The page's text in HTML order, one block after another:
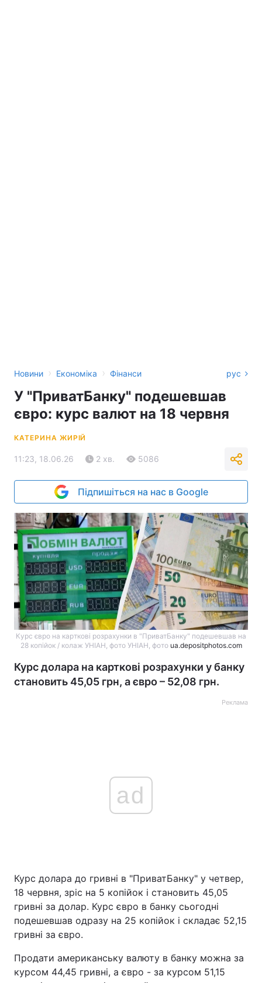
Новини › Економіка › Фінанси рус
У "ПриватБанку" подешевшав
євро: курс валют на 18 червня
КАТЕРИНА ЖИРІЙ
11:23, 18.06.26 2 хв. 5086
Підпишіться на нас в Google
Курс євро на карткові розрахунки в "ПриватБанку" подешевшав на
28 копійок / колаж УНІАН, фото УНІАН, фото ua.depositphotos.com
Курс долара на карткові розрахунки у банку
становить 45,05 грн, а євро – 52,08 грн.
Реклама
ad
Курс долара до гривні в "ПриватБанку" у четвер,
18 червня, зріс на 5 копійок і становить 45,05
гривні за долар. Курс євро в банку сьогодні
подешевшав одразу на 25 копійок і складає 52,15
гривні за євро.
Продати американську валюту в банку можна за
курсом 44,45 гривні, а євро - за курсом 51,15